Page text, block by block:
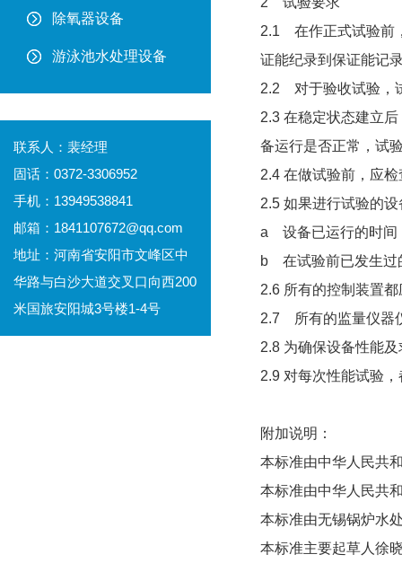
除氧器设备
游泳池水处理设备
联系人：裴经理
固话：0372-3306952
手机：13949538841
邮箱：1841107672@qq.com
地址：河南省安阳市文峰区中
华路与白沙大道交叉口向西200
米国旅安阳城3号楼1-4号
2.1 在作正式试验前
证能纪录到保证能记
2.2 对于验收试验，
2.3 在稳定状态建立
备运行是否正常，试
2.4 在做试验前，应
2.5 如果进行试验的
a 设备已运行的时间
b 在试验前已发生过
2.6 所有的控制装置
2.7 所有的监量仪器
2.8 为确保设备性能
2.9 对每次性能试验
附加说明：
本标准由中华人民共
本标准由中华人民共
本标准由无锡锅炉水
本标准主要起草人徐